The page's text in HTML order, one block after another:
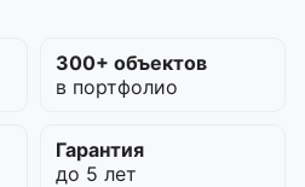
300+ объектов
в портфолио
Гарантия
до 5 лет